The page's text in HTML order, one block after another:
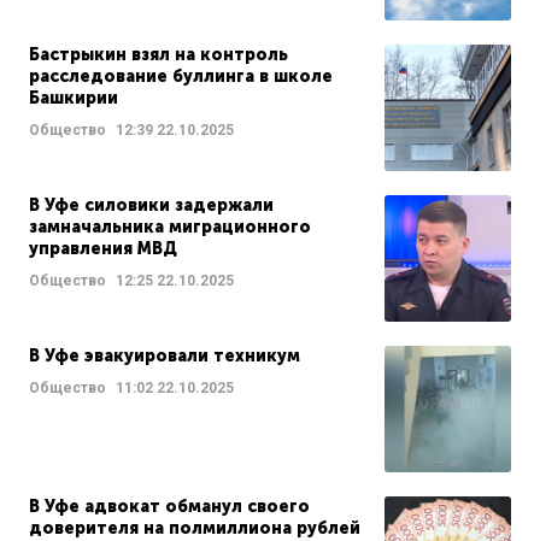
Бастрыкин взял на контроль
расследование буллинга в школе
Башкирии
Общество 12:39 22.10.2025
В Уфе силовики задержали
замначальника миграционного
управления МВД
Общество 12:25 22.10.2025
В Уфе эвакуировали техникум
Общество 11:02 22.10.2025
В Уфе адвокат обманул своего
доверителя на полмиллиона рублей